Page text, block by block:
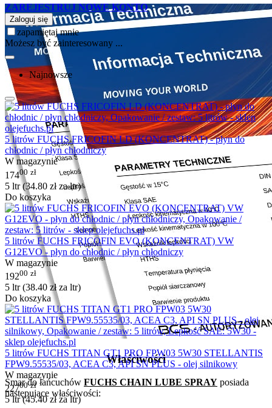
Właściwości
Smar do łańcuchów FUCHS CHAIN LUBE SPRAY posiada
następujące właściwości:
ZAREJESTRUJ NOWE KONTO
Zaloguj się
zapamiętaj mnie
Możesz być zainteresowany ...
Najnowsze
5 litrów FUCHS FRICOFIN LD (KONCENTRAT) - płyn do
chłodnic / płyn chłodniczy
W magazynie
17400 zł
5 ltr (34.80 złza ltr)
Do koszyka
5 litrów FUCHS FRICOFIN EVO (KONCENTRAT) VW
G12EVO - płyn do chłodnic / płyn chłodniczy
W magazynie
19200 zł
5 ltr (38.40 złza ltr)
Do koszyka
5 litrów FUCHS TITAN GT1 PRO FPW03 5W30 STELLANTIS
FPW9.55535/03, ACEA C3, API SN PLUS - olej silnikowy
W magazynie
22700 zł
5 ltr (45.40złza ltr)